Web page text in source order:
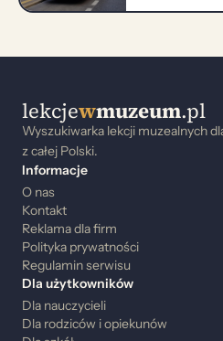
lekcjewmuzeum.pl
Wyszukiwarka lekcji muzealnych
z całej Polski.
Informacje
O nas
Kontakt
Reklama dla firm
Polityka prywatności
Regulamin serwisu
Dla użytkowników
Dla nauczycieli
Dla rodziców i opiekunów